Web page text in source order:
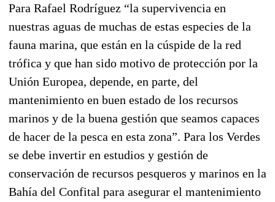
Para Rafael Rodríguez “la supervivencia en
nuestras aguas de muchas de estas especies de la
fauna marina, que están en la cúspide de la red
trófica y que han sido motivo de protección por la
Unión Europea, depende, en parte, del
mantenimiento en buen estado de los recursos
marinos y de la buena gestión que seamos capaces
de hacer de la pesca en esta zona”. Para los Verdes
se debe invertir en estudios y gestión de
conservación de recursos pesqueros y marinos en la
Bahía del Confital para asegurar el mantenimiento